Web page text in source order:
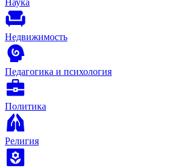
Наука
Недвижимость
Педагогика и психология
Политика
Религия